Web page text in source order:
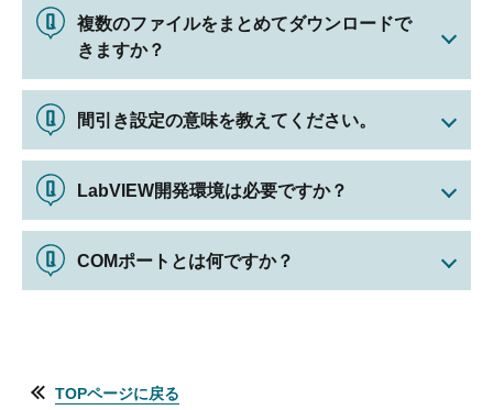
複数のファイルをまとめてダウンロードで
きますか？
間引き設定の意味を教えてください。
LabVIEW開発環境は必要ですか？
COMポートとは何ですか？
TOPページに戻る